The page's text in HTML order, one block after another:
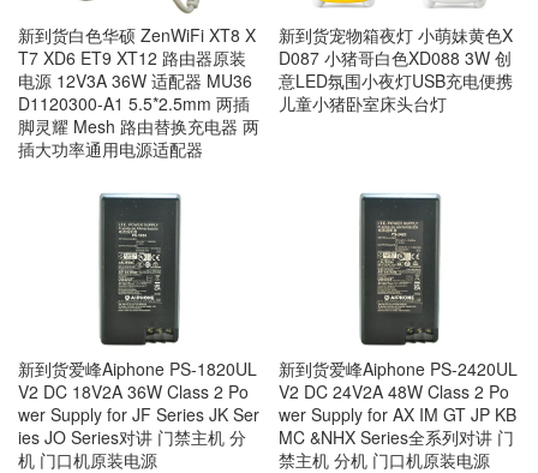
新到货白色华硕 ZenWiFi XT8 X
T7 XD6 ET9 XT12 路由器原装
电源 12V3A 36W 适配器 MU36
D1120300-A1 5.5*2.5mm 两插
脚灵耀 Mesh 路由替换充电器 两
插大功率通用电源适配器
新到货宠物箱夜灯 小萌妹黄色X
D087 小猪哥白色XD088 3W 创
意LED氛围小夜灯USB充电便携
儿童小猪卧室床头台灯
新到货爱峰Aiphone PS-1820UL
V2 DC 18V2A 36W Class 2 Po
wer Supply for JF Series JK Ser
ies JO Series对讲 门禁主机 分
机 门口机原装电源
新到货爱峰Aiphone PS-2420UL
V2 DC 24V2A 48W Class 2 Po
wer Supply for AX IM GT JP KB
MC &NHX Series全系列对讲 门
禁主机 分机 门口机原装电源